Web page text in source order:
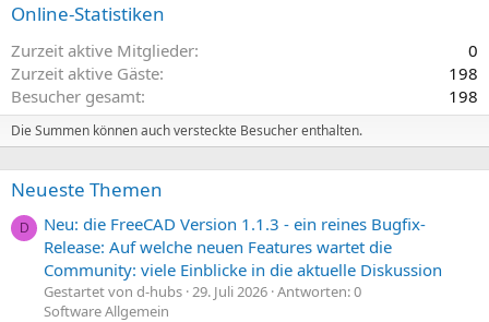
Online-Statistiken
Zurzeit aktive Mitglieder
0
Zurzeit aktive Gäste
198
Besucher gesamt
198
Die Summen können auch versteckte Besucher enthalten.
Neueste Themen
D
Neu: die FreeCAD Version 1.1.3 - ein reines Bugfix-
Release: Auf welche neuen Features wartet die
Community: viele Einblicke in die aktuelle Diskussion
Gestartet von d-hubs 29. Juli 2026 Antworten: 0
Software Allgemein